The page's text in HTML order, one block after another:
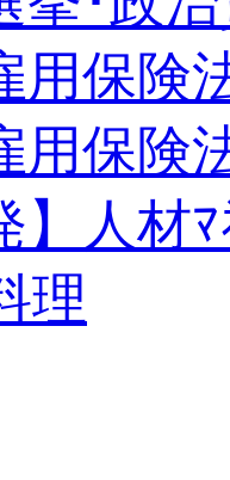
用保険
用保険
】人材
理